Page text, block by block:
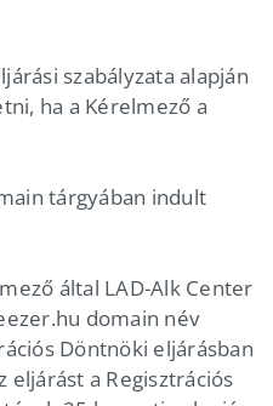
szabályzata alapján
ha a Kérelmező a
tárgyában indult
által LAD-Alk Center
domain név
Döntnöki eljárásban
eljárást a Regisztrációs